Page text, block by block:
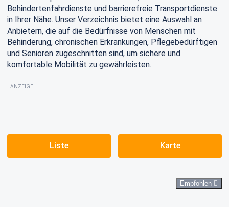
Behindertenfahrdienste und barrierefreie Transportdienste
in Ihrer Nähe. Unser Verzeichnis bietet eine Auswahl an
Anbietern, die auf die Bedürfnisse von Menschen mit
Behinderung, chronischen Erkrankungen, Pflegebedürftigen
und Senioren zugeschnitten sind, um sichere und
komfortable Mobilität zu gewährleisten.
ANZEIGE
Liste Karte
Empfohlen